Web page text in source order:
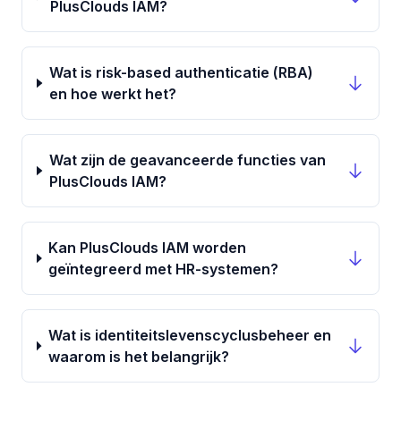
PlusClouds IAM?
Wat is risk-based authenticatie (RBA)
en hoe werkt het?
Wat zijn de geavanceerde functies van
PlusClouds IAM?
Kan PlusClouds IAM worden
geïntegreerd met HR-systemen?
Wat is identiteitslevenscyclusbeheer en
waarom is het belangrijk?